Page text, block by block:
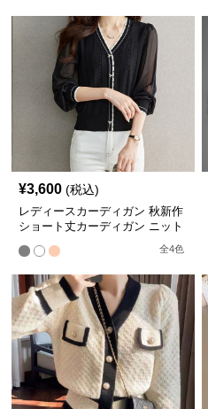
¥3,600 (税込)
レディースカーディガン 秋新作
ショート丈カーディガン ニット
ボリューム袖 きれいめ やわらか
全4色